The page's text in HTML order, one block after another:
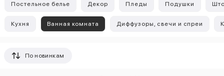
Постельное белье Декор Пледы Подушки
Кухня Ванная комната Диффузоры, свечи и спреи
По новинкам